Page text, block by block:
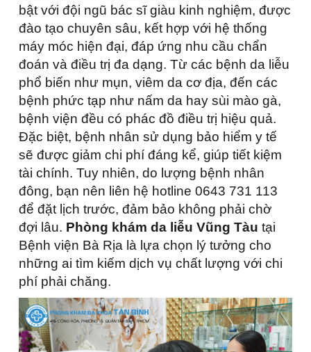
bật với đội ngũ bác sĩ giàu kinh nghiệm, được
đào tạo chuyên sâu, kết hợp với hệ thống
máy móc hiện đại, đáp ứng nhu cầu chẩn
đoán và điều trị đa dạng. Từ các bệnh da liễu
phổ biến như mụn, viêm da cơ địa, đến các
bệnh phức tạp như nấm da hay sùi mào gà,
bệnh viện đều có phác đồ điều trị hiệu quả.
Đặc biệt, bệnh nhân sử dụng bảo hiểm y tế
sẽ được giảm chi phí đáng kể, giúp tiết kiệm
tài chính. Tuy nhiên, do lượng bệnh nhân
đông, bạn nên liên hệ hotline 0643 731 113
để đặt lịch trước, đảm bảo không phải chờ
đợi lâu. Phòng khám da liễu Vũng Tàu tại
Bệnh viện Bà Rịa là lựa chọn lý tưởng cho
những ai tìm kiếm dịch vụ chất lượng với chi
phí phải chăng.